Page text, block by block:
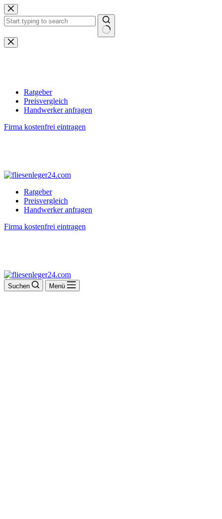
Zum
Inhalt
springen
Keine
Ergebnisse
Ratgeber
Preisvergleich
Handwerker anfragen
Firma kostenfrei eintragen
Ratgeber
Preisvergleich
Handwerker anfragen
Firma kostenfrei eintragen
Suchen Menü